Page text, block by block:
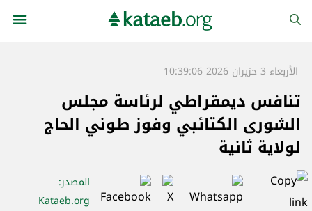
الأربعاء 3 حزيران 2026 10:39:06
تنافس ديمقراطي لرئاسة مجلس
الشورى الكتائبي وفوز طوني الحاج
لولاية ثانية
المصدر:
Kataeb.org